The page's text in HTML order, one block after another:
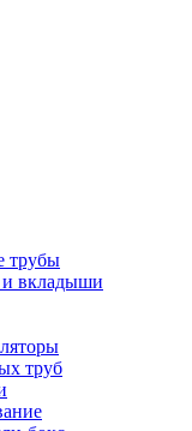
трубы
вкладыши
труб